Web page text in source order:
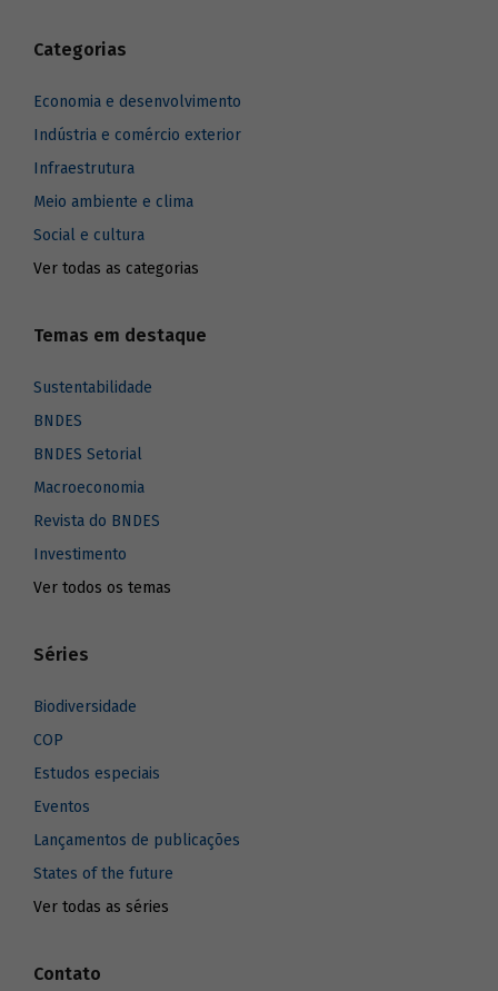
Categorias
Economia e desenvolvimento
Indústria e comércio exterior
Infraestrutura
Meio ambiente e clima
Social e cultura
Ver todas as categorias
Temas em destaque
Sustentabilidade
BNDES
BNDES Setorial
Macroeconomia
Revista do BNDES
Investimento
Ver todos os temas
Séries
Biodiversidade
COP
Estudos especiais
Eventos
Lançamentos de publicações
States of the future
Ver todas as séries
Contato